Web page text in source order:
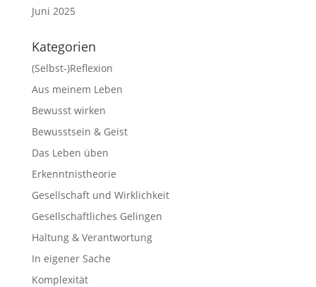
Juni 2025
Kategorien
(Selbst-)Reflexion
Aus meinem Leben
Bewusst wirken
Bewusstsein & Geist
Das Leben üben
Erkenntnistheorie
Gesellschaft und Wirklichkeit
Gesellschaftliches Gelingen
Haltung & Verantwortung
In eigener Sache
Komplexität